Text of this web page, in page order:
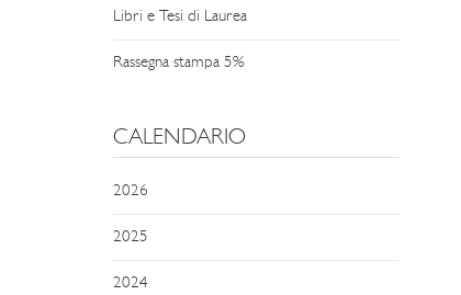
Libri e Tesi di Laurea
Rassegna stampa 5%
CALENDARIO
2026
2025
2024